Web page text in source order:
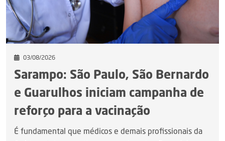
03/08/2026
Sarampo: São Paulo, São Bernardo
e Guarulhos iniciam campanha de
reforço para a vacinação
É fundamental que médicos e demais profissionais da